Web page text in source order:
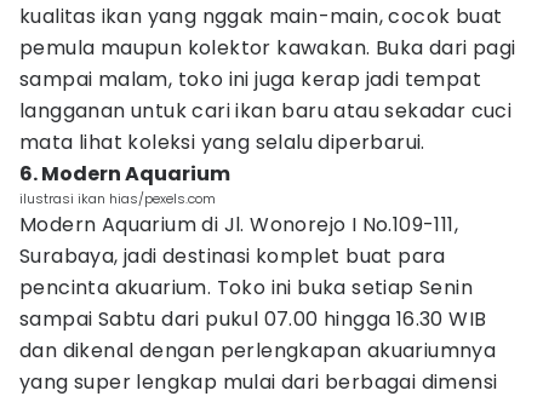
kualitas ikan yang nggak main-main, cocok buat
pemula maupun kolektor kawakan. Buka dari pagi
sampai malam, toko ini juga kerap jadi tempat
langganan untuk cari ikan baru atau sekadar cuci
mata lihat koleksi yang selalu diperbarui.
6. Modern Aquarium
ilustrasi ikan hias/pexels.com
Modern Aquarium di Jl. Wonorejo I No.109-111,
Surabaya, jadi destinasi komplet buat para
pencinta akuarium. Toko ini buka setiap Senin
sampai Sabtu dari pukul 07.00 hingga 16.30 WIB
dan dikenal dengan perlengkapan akuariumnya
yang super lengkap mulai dari berbagai dimensi